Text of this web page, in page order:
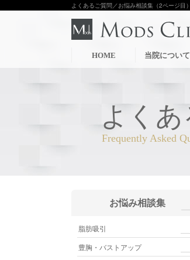
よくあるご質問／お悩み相談集（2ページ
HOME 当院について
よく
お悩み相談集
脂肪吸引
豊胸・バストアップ